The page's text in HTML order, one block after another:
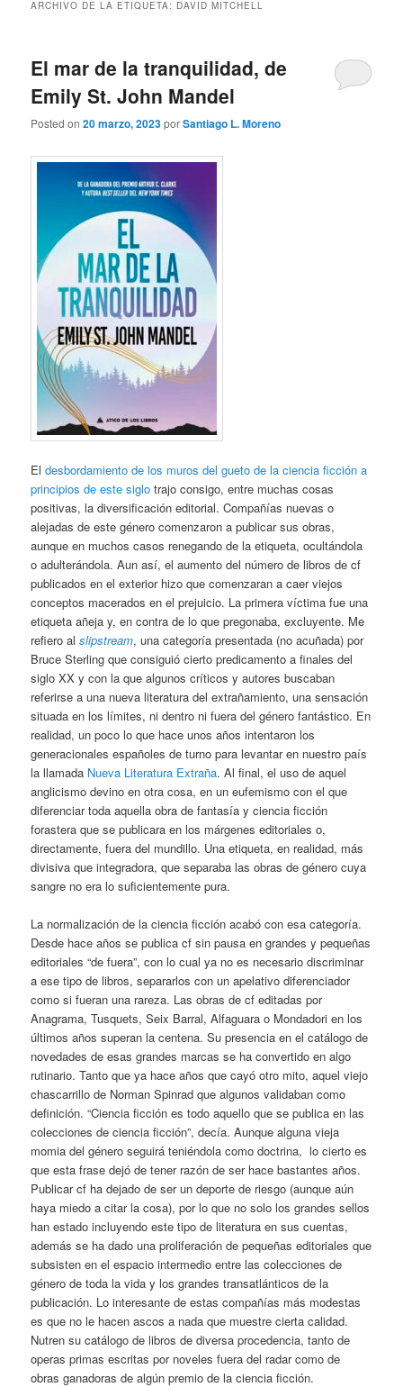
ARCHIVO DE LA ETIQUETA: DAVID MITCHELL
El mar de la tranquilidad, de
Emily St. John Mandel
Posted on20 marzo, 2023porSantiago L. Moreno
Eldesbordamiento de los muros del gueto de la ciencia ficción a
principios de este siglo trajo consigo, entre muchas cosas
positivas, la diversificación editorial. Compañías nuevas o
alejadas de este género comenzaron a publicar sus obras,
aunque en muchos casos renegando de la etiqueta, ocultándola
o adulterándola. Aun así, el aumento del número de libros de cf
publicados en el exterior hizo que comenzaran a caer viejos
conceptos macerados en el prejuicio. La primera víctima fue una
etiqueta añeja y, en contra de lo que pregonaba, excluyente. Me
refiero alslipstream, una categoría presentada (no acuñada) por
Bruce Sterling que consiguió cierto predicamento a finales del
siglo XX y con la que algunos críticos y autores buscaban
referirse a una nueva literatura del extrañamiento, una sensación
situada en los límites, ni dentro ni fuera del género fantástico. En
realidad, un poco lo que hace unos años intentaron los
generacionales españoles de turno para levantar en nuestro país
la llamada Nueva Literatura Extraña. Al final, el uso de aquel
anglicismo devino en otra cosa, en un eufemismo con el que
diferenciar toda aquella obra de fantasía y ciencia ficción
forastera que se publicara en los márgenes editoriales o,
directamente, fuera del mundillo. Una etiqueta, en realidad, más
divisiva que integradora, que separaba las obras de género cuya
sangre no era lo suficientemente pura.
La normalización de la ciencia ficción acabó con esa categoría.
Desde hace años se publica cf sin pausa en grandes y pequeñas
editoriales “de fuera”, con lo cual ya no es necesario discriminar
a ese tipo de libros, separarlos con un apelativo diferenciador
como si fueran una rareza. Las obras de cf editadas por
Anagrama, Tusquets, Seix Barral, Alfaguara o Mondadori en los
últimos años superan la centena. Su presencia en el catálogo de
novedades de esas grandes marcas se ha convertido en algo
rutinario. Tanto que ya hace años que cayó otro mito, aquel viejo
chascarrillo de Norman Spinrad que algunos validaban como
definición. “Ciencia ficción es todo aquello que se publica en las
colecciones de ciencia ficción”, decía. Aunque alguna vieja
momia del género seguirá teniéndola como doctrina, lo cierto es
que esta frase dejó de tener razón de ser hace bastantes años.
Publicar cf ha dejado de ser un deporte de riesgo (aunque aún
haya miedo a citar la cosa), por lo que no solo los grandes sellos
han estado incluyendo este tipo de literatura en sus cuentas,
además se ha dado una proliferación de pequeñas editoriales que
subsisten en el espacio intermedio entre las colecciones de
género de toda la vida y los grandes transatlánticos de la
publicación. Lo interesante de estas compañías más modestas
es que no le hacen ascos a nada que muestre cierta calidad.
Nutren su catálogo de libros de diversa procedencia, tanto de
operas primas escritas por noveles fuera del radar como de
obras ganadoras de algún premio de la ciencia ficción.